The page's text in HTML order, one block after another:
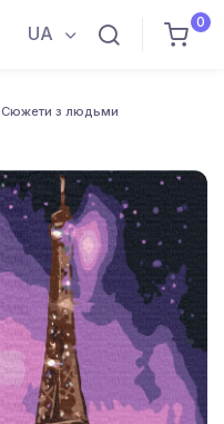
UA
0
Сюжети з людьми